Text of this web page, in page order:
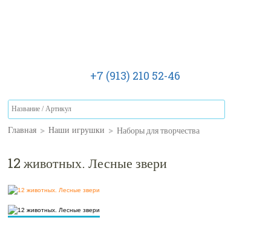
+7 (913) 210 52-46
Главная > Наши игрушки > Наборы для творчества
12 животных. Лесные звери